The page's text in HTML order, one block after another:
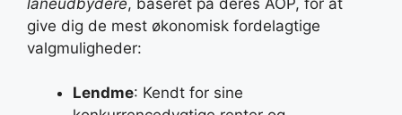
give dig de mest økonomisk fordelagtige
valgmuligheder:
Lendme: Kendt for sine